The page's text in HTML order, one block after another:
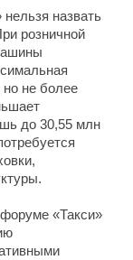
назвать
розничной
не более
до 30,55 млн
«Такси»